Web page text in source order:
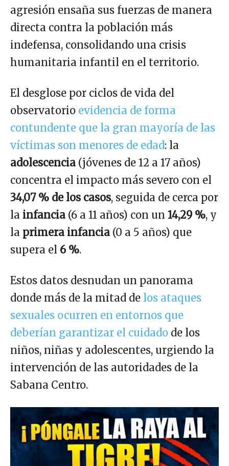
agresión ensaña sus fuerzas de manera
directa contra la población más
indefensa, consolidando una crisis
humanitaria infantil en el territorio.
El desglose por ciclos de vida del
observatorio evidencia de forma
contundente que la gran mayoría de las
víctimas son menores de edad: la
adolescencia (jóvenes de 12 a 17 años)
concentra el impacto más severo con el
34,07 % de los casos, seguida de cerca por
la infancia (6 a 11 años) con un 14,29 %, y
la primera infancia (0 a 5 años) que
supera el 6 %.
Estos datos desnudan un panorama
donde más de la mitad de los ataques
sexuales ocurren en entornos que
deberían garantizar el cuidado de los
niños, niñas y adolescentes, urgiendo la
intervención de las autoridades de la
Sabana Centro.